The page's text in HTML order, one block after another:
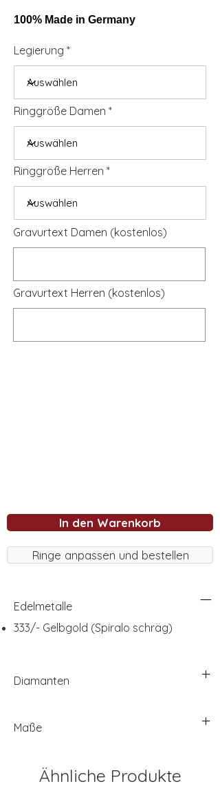
100% Made in Germany
Legierung
Ringgröße Damen
Ringgröße Herren
Gravurtext Damen (kostenlos)
Gravurtext Herren (kostenlos)
In den Warenkorb
Ringe anpassen und bestellen
Edelmetalle
333/- Gelbgold (Spiralo schräg)
Diamanten
Maße
Ähnliche Produkte